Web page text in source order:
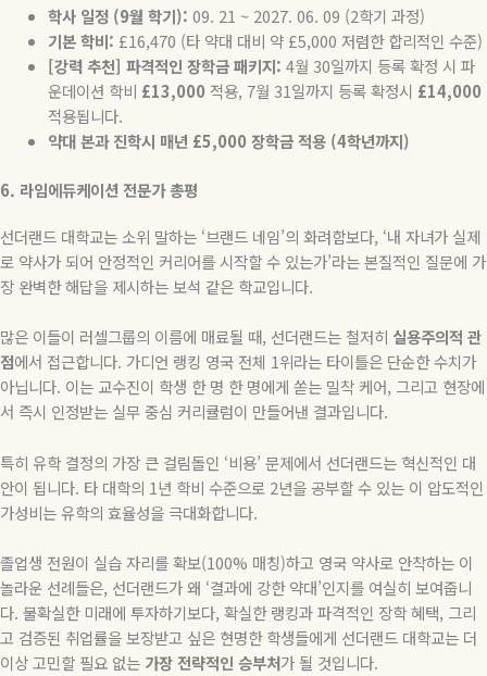
학사 일정 (9월 학기): 09. 21 ~ 2027. 06. 09 (2학기 과정)
기본 학비: £16,470 (타 약대 대비 약 £5,000 저렴한 합리적인 수준)
[강력 추천] 파격적인 장학금 패키지: 4월 30일까지 등록 확정 시 파
운데이션 학비 £13,000 적용, 7월 31일까지 등록 확정시 £14,000
적용됩니다.
약대 본과 진학시 매년 £5,000 장학금 적용 (4학년까지)
6. 라임에듀케이션 전문가 총평
선더랜드 대학교는 소위 말하는 ‘브랜드 네임’의 화려함보다, ‘내 자녀가 실제
로 약사가 되어 안정적인 커리어를 시작할 수 있는가’라는 본질적인 질문에 가
장 완벽한 해답을 제시하는 보석 같은 학교입니다.
많은 이들이 러셀그룹의 이름에 매료될 때, 선더랜드는 철저히 실용주의적 관
점에서 접근합니다. 가디언 랭킹 영국 전체 1위라는 타이틀은 단순한 수치가
아닙니다. 이는 교수진이 학생 한 명 한 명에게 쏟는 밀착 케어, 그리고 현장에
서 즉시 인정받는 실무 중심 커리큘럼이 만들어낸 결과입니다.
특히 유학 결정의 가장 큰 걸림돌인 ‘비용’ 문제에서 선더랜드는 혁신적인 대
안이 됩니다. 타 대학의 1년 학비 수준으로 2년을 공부할 수 있는 이 압도적인
가성비는 유학의 효율성을 극대화합니다.
졸업생 전원이 실습 자리를 확보(100% 매칭)하고 영국 약사로 안착하는 이
놀라운 선례들은, 선더랜드가 왜 ‘결과에 강한 약대’인지를 여실히 보여줍니
다. 불확실한 미래에 투자하기보다, 확실한 랭킹과 파격적인 장학 혜택, 그리
고 검증된 취업률을 보장받고 싶은 현명한 학생들에게 선더랜드 대학교는 더
이상 고민할 필요 없는 가장 전략적인 승부처가 될 것입니다.